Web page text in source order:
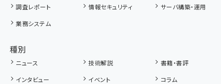
調査レポート
情報セキュリティ
サーバ構築・運用
業務システム
種別
ニュース 技術解説
書籍・書評
インタビュー
イベント
コラム